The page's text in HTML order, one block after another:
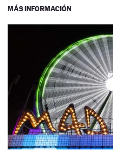
MÁS INFORMACIÓN